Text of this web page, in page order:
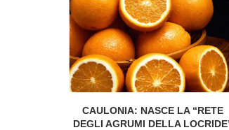
CAULONIA: NASCE LA “RETE
DEGLI AGRUMI DELLA